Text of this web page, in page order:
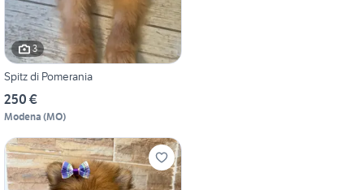
3
Spitz di Pomerania
250 €
Modena (MO)